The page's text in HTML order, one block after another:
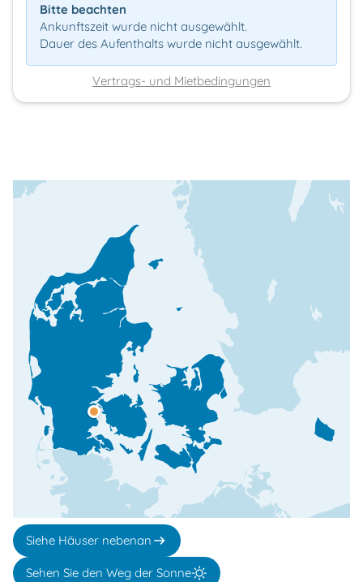
Bitte beachten
Ankunftszeit wurde nicht ausgewählt.
Dauer des Aufenthalts wurde nicht ausgewählt.
Vertrags- und Mietbedingungen
Siehe Häuser nebenan
Sehen Sie den Weg der Sonne